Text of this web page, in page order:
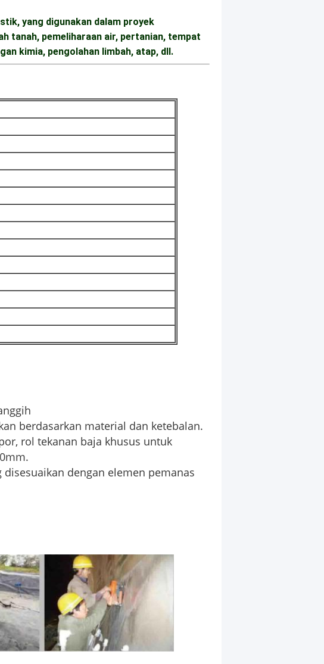
yang digunakan dalam proyek
tanah, pemeliharaan air, pertanian, tempat
kimia, pengolahan limbah, atap, dll.
berdasarkan material dan ketebalan.
rol tekanan baja khusus untuk
disesuaikan dengan elemen pemanas